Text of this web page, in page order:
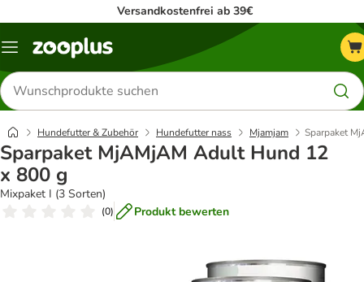
Versandkostenfrei ab 39€
Menü
Produkte
suchen
Hundefutter & Zubehör Hundefutter nass Mjamjam Sparpaket
Sparpaket MjAMjAM Adult Hund 12
x 800 g
Mixpaket I (3 Sorten)
(0) Produkt bewerten